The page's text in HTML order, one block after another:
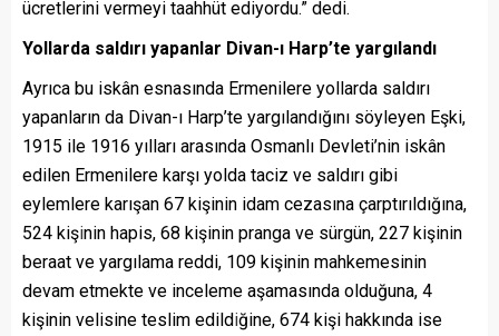
ücretlerini vermeyi taahhüt ediyordu.” dedi.
Yollarda saldırı yapanlar Divan-ı Harp’te yargılandı
Ayrıca bu iskân esnasında Ermenilere yollarda saldırı
yapanların da Divan-ı Harp’te yargılandığını söyleyen Eşki,
1915 ile 1916 yılları arasında Osmanlı Devleti’nin iskân
edilen Ermenilere karşı yolda taciz ve saldırı gibi
eylemlere karışan 67 kişinin idam cezasına çarptırıldığına,
524 kişinin hapis, 68 kişinin pranga ve sürgün, 227 kişinin
beraat ve yargılama reddi, 109 kişinin mahkemesinin
devam etmekte ve inceleme aşamasında olduğuna, 4
kişinin velisine teslim edildiğine, 674 kişi hakkında ise